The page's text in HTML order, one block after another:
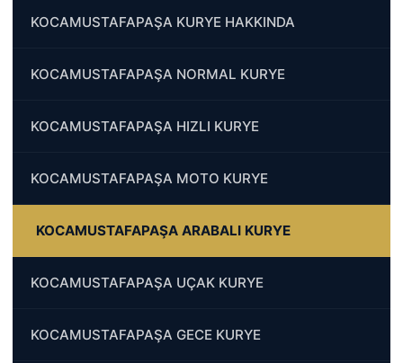
KOCAMUSTAFAPAŞA KURYE HAKKINDA
KOCAMUSTAFAPAŞA NORMAL KURYE
KOCAMUSTAFAPAŞA HIZLI KURYE
KOCAMUSTAFAPAŞA MOTO KURYE
KOCAMUSTAFAPAŞA ARABALI KURYE
KOCAMUSTAFAPAŞA UÇAK KURYE
KOCAMUSTAFAPAŞA GECE KURYE